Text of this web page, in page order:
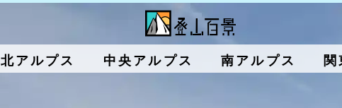
北アルプス 中央アルプス 南アルプス 関